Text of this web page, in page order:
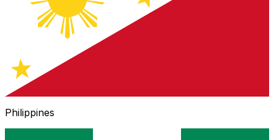
Philippines